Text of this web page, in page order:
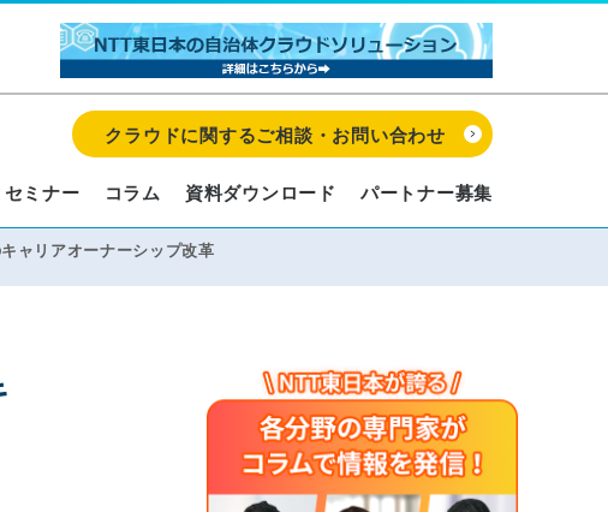
セミナー コラム 資料ダウンロード パートナー募集
クラウドに関するご相談・お問い合わせ
ャリアオーナーシップ改革